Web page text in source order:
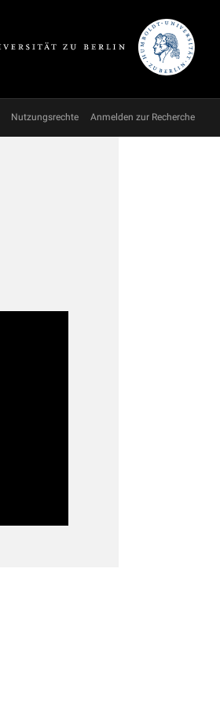
Nutzungsrechte Anmelden zur Recherche